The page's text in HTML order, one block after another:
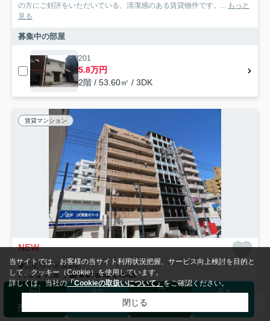
の方にご好評をいただいている、清潔感のある賃貸物件です。... もっと
見る
募集中の部屋
201
5.8万円
2階 / 53.60㎡ / 3DK
賃貸マンション
NEW
広島市中区橋本町
ジェイシティ橋本町音楽大学前
14.5万円 管理/共益費-
63.81㎡ (3LDK) /築27年 /10階建
広島電鉄本線「銀山町」駅 徒歩4分
広島電鉄本線「胡町」駅 徒歩6分
売却査定 ログイン
当サイトでは、お客様の当サイト利用状況把握、サービス向上検討を目的と
して、クッキー（Cookie）を使用しています。
詳しくは、当社の「Cookieの取扱いについて」をご確認ください。
閉じる